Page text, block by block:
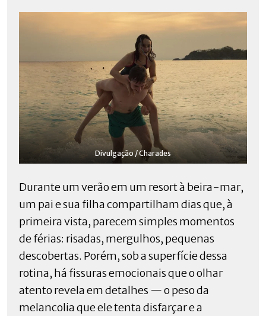
Divulgação / Charades
Durante um verão em um resort à beira-mar,
um pai e sua filha compartilham dias que, à
primeira vista, parecem simples momentos
de férias: risadas, mergulhos, pequenas
descobertas. Porém, sob a superfície dessa
rotina, há fissuras emocionais que o olhar
atento revela em detalhes — o peso da
melancolia que ele tenta disfarçar e a